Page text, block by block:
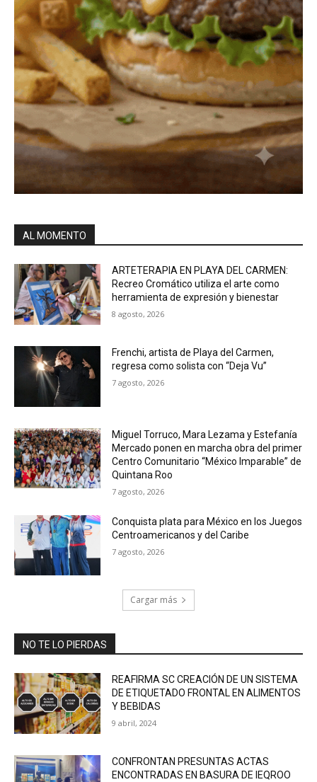
AL MOMENTO
ARTETERAPIA EN PLAYA DEL CARMEN:
Recreo Cromático utiliza el arte como
herramienta de expresión y bienestar
8 agosto, 2026
Frenchi, artista de Playa del Carmen,
regresa como solista con “Deja Vu”
7 agosto, 2026
Miguel Torruco, Mara Lezama y Estefanía
Mercado ponen en marcha obra del primer
Centro Comunitario “México Imparable” de
Quintana Roo
7 agosto, 2026
Conquista plata para México en los Juegos
Centroamericanos y del Caribe
7 agosto, 2026
Cargar más
NO TE LO PIERDAS
REAFIRMA SC CREACIÓN DE UN SISTEMA
DE ETIQUETADO FRONTAL EN ALIMENTOS
Y BEBIDAS
9 abril, 2024
CONFRONTAN PRESUNTAS ACTAS
ENCONTRADAS EN BASURA DE IEQROO